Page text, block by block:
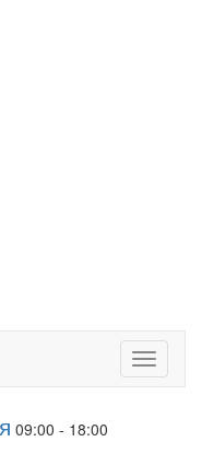
Toggle
09:00 - 18:00